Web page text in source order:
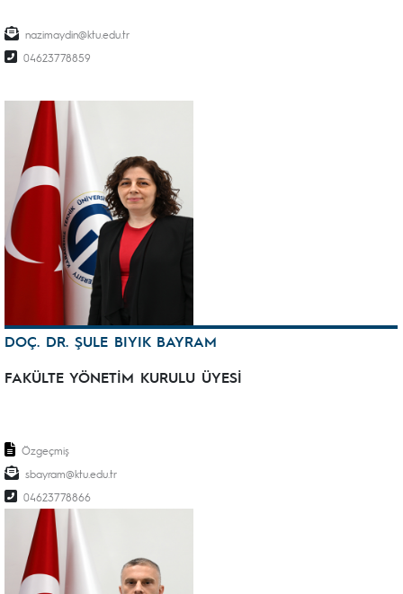
nazimaydin@ktu.edu.tr
04623778859
DOÇ. DR. ŞULE BIYIK BAYRAM
FAKÜLTE YÖNETİM KURULU ÜYESİ
Özgeçmiş
sbayram@ktu.edu.tr
04623778866